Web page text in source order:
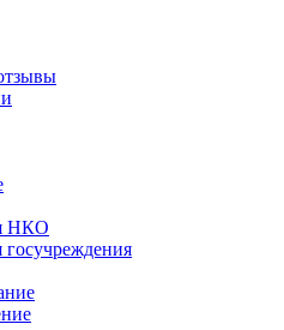
НКО